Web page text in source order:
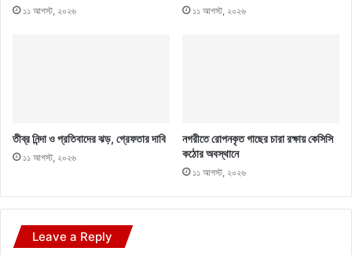
১১ আগস্ট, ২০২৬ ১১ আগস্ট, ২০২৬
তীব্র নিন্দা ও প্রতিবাদের ঝড়, গ্রেফতার দাবি
১১ আগস্ট, ২০২৬
নগরীতে রোপনকৃত গাছের চারা রক্ষায় কেসিসি
কঠোর অবস্থানে
১১ আগস্ট, ২০২৬
Leave a Reply